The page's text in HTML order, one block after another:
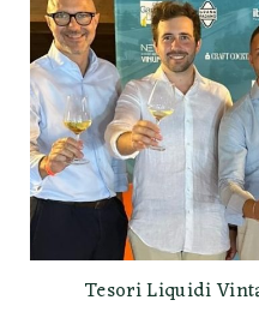
Tesori Liquidi